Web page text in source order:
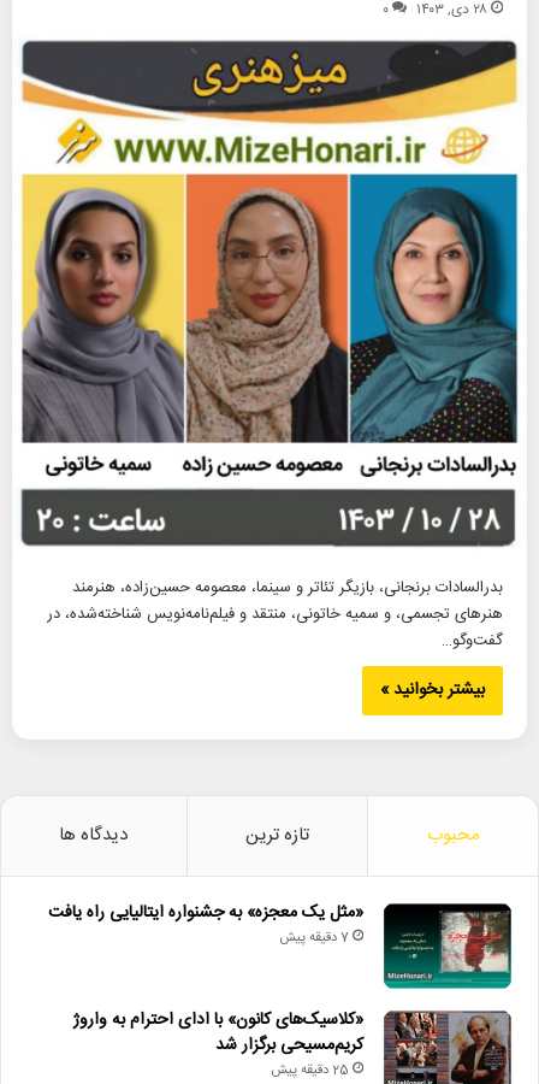
۲۸ دی, ۱۴۰۳ ۰
بدرالسادات برنجانی، بازیگر تئاتر و سینما، معصومه حسین‌زاده، هنرمند
هنرهای تجسمی، و سمیه خاتونی، منتقد و فیلم‌نامه‌نویس شناخته‌شده، در
گفت‌وگو…
بیشتر بخوانید »
محبوب تازه ترین دیدگاه ها
«مثل یک معجزه» به جشنواره ایتالیایی راه یافت
7 دقیقه پیش
«کلاسیک‌های کانون» با ادای احترام به واروژ
کریم‌مسیحی برگزار شد
25 دقیقه پیش